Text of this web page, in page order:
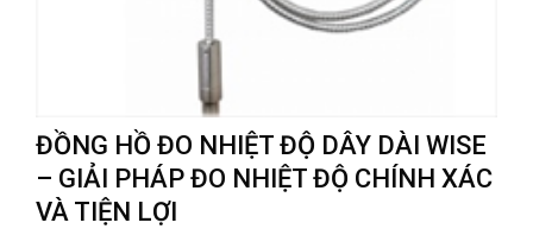
ĐỒNG HỒ ĐO NHIỆT ĐỘ DÂY DÀI WISE
– GIẢI PHÁP ĐO NHIỆT ĐỘ CHÍNH XÁC
VÀ TIỆN LỢI